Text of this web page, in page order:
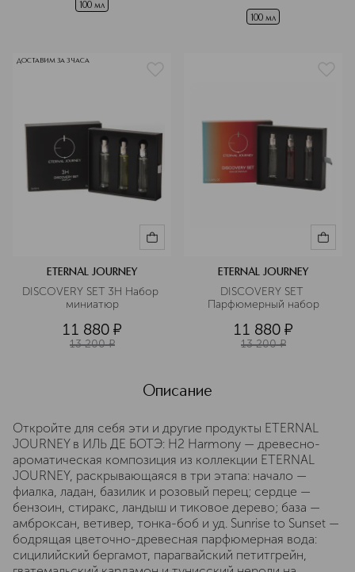
100 мл
100 мл
ДОСТАВИМ ЗА 3 ЧАСА
ETERNAL JOURNEY
DISCOVERY SET 3H Набор
миниатюр
11 880 ¤
13 200 ¤
ETERNAL JOURNEY
DISCOVERY SET
Парфюмерный набор
11 880 ¤
13 200 ¤
Описание
Откройте для себя эти и другие продукты ETERNAL
JOURNEY в ИЛЬ ДЕ БОТЭ: H2 Harmony — древесно-
ароматическая композиция из коллекции ETERNAL
JOURNEY, раскрывающаяся в три этапа: начало —
фиалка, ладан, базилик и розовый перец; сердце —
бензоин, стиракс, ландыш и тиковое дерево; база —
амброксан, ветивер, тонка-боб и уд. Sunrise to Sunset —
бодрящая цветочно-древесная парфюмерная вода:
сицилийский бергамот, парагвайский петитгрейн,